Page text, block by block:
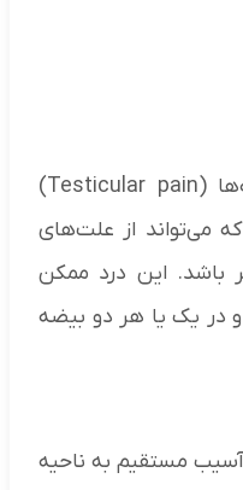
درد بیضه‌ها (Testicular pain)
می‌تواند از علت‌های
باشد. این درد ممکن
و در یک یا هر دو بیضه
مستقیم به ناحیه